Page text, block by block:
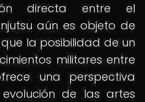
directa entre el
aún es objeto de
la posibilidad de un
militares entre
una perspectiva
de las artes